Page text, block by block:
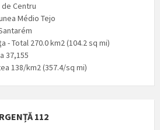
Centru
Médio Tejo
- Total 270.0 km2 (104.2 sq mi)
37,155
138/km2 (357.4/sq mi)
112